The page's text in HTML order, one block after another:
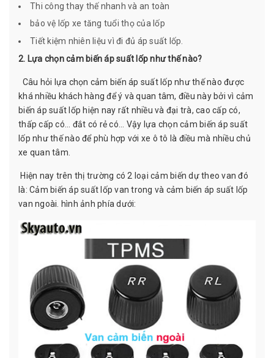
Thi công thay thế nhanh và an toàn
bảo vệ lốp xe tăng tuổi thọ của lốp
Tiết kiệm nhiên liệu vì đi đủ áp suất lốp.
2. Lựa chọn cảm biến áp suất lốp như thế nào?
Câu hỏi lựa chọn cảm biến áp suất lốp như thế nào được
khá nhiều khách hàng để ý và quan tâm, điều này bởi vì cảm
biến áp suất lốp hiện nay rất nhiều và đại trà, cao cấp có,
thấp cấp có... đắt có rẻ có... Vậy lựa chọn cảm biến áp suất
lốp như thế nào để phù hợp với xe ô tô là điều mà nhiều chủ
xe quan tâm.
Hiện nay trên thị trường có 2 loại cảm biến dự theo van đó
là: Cảm biến áp suất lốp van trong và cảm biến áp suất lốp
van ngoài. hình ảnh phía dưới: